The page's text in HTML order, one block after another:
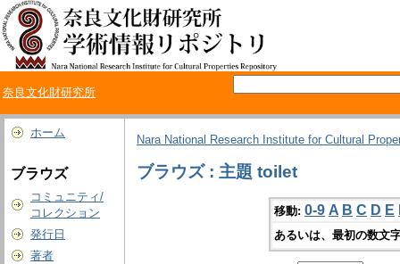
奈良文化財研究所
ホーム
ブラウズ
コミュニティ/
コレクション
発行日
著者
Nara National Research Institute for Cultural
ブラウズ : 主題 toilet
移動: 0-9 A B C D E
あるいは、最初の数文